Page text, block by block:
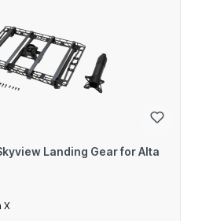
Landing Gear for Alta
X